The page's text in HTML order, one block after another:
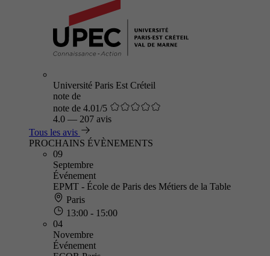
Université Paris Est Créteil
note de
note de 4.01/5
4.0 — 207 avis
Tous les avis
PROCHAINS ÉVÈNEMENTS
09
Septembre
Événement
EPMT - École de Paris des Métiers de la Table
Paris
13:00 - 15:00
04
Novembre
Événement